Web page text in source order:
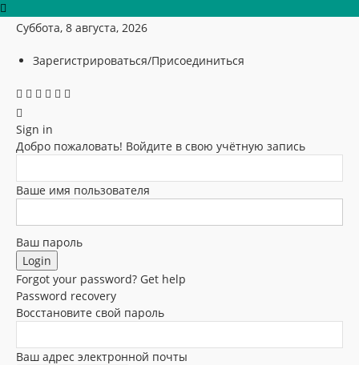
Суббота, 8 августа, 2026
Зарегистрироваться/Присоединиться
Sign in
Добро пожаловать! Войдите в свою учётную запись
Ваше имя пользователя
Ваш пароль
Forgot your password? Get help
Password recovery
Восстановите свой пароль
Ваш адрес электронной почты